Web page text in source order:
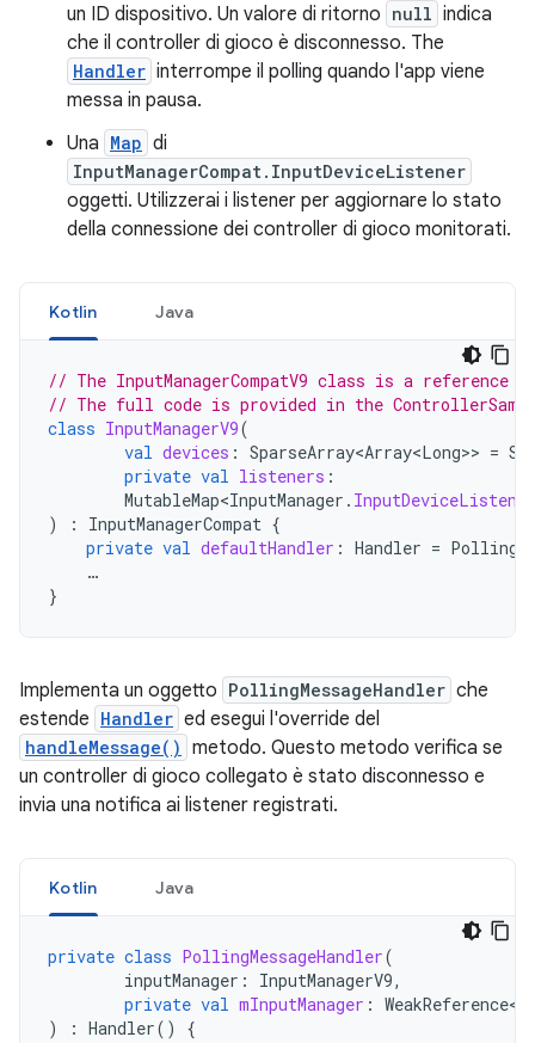
un ID dispositivo. Un valore di ritorno null indica
che il controller di gioco è disconnesso. The
Handler interrompe il polling quando l'app viene
messa in pausa.
Una Map di
InputManagerCompat.InputDeviceListener
oggetti. Utilizzerai i listener per aggiornare lo stato
della connessione dei controller di gioco monitorati.
Kotlin Java
// The InputManagerCompatV9 class is a reference
// The full code is provided in the
class InputManagerV9(
val devices : SparseArray<Array<Long>> =
private val listeners :
MutableMap<InputManager . InputDeviceListener
)
: InputManagerCompat {
private val defaultHandler : Handler =
…
}
Implementa un oggetto PollingMessageHandler che
estende Handler ed esegui l'override del
handleMessage() metodo. Questo metodo verifica se
un controller di gioco collegato è stato disconnesso e
invia una notifica ai listener registrati.
Kotlin Java
private class PollingMessageHandler(
inputManager : InputManagerV9,
private val mInputManager :
)
: Handler() {